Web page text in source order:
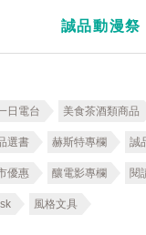
誠品動漫祭
日電台 美食茶酒類商品
選書 赫斯特專欄 誠
優惠 釀電影專欄 閱
風格文具